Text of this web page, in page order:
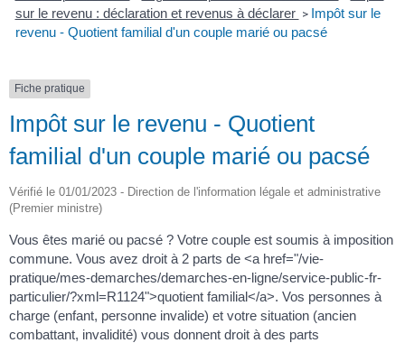
sur le revenu : déclaration et revenus à déclarer > Impôt sur le
revenu - Quotient familial d'un couple marié ou pacsé
Fiche pratique
Impôt sur le revenu - Quotient
familial d'un couple marié ou pacsé
Vérifié le 01/01/2023 - Direction de l'information légale et administrative
(Premier ministre)
Vous êtes marié ou pacsé ? Votre couple est soumis à imposition
commune. Vous avez droit à 2 parts de <a href="/vie-
pratique/mes-demarches/demarches-en-ligne/service-public-fr-
particulier/?xml=R1124">quotient familial</a>. Vos personnes à
charge (enfant, personne invalide) et votre situation (ancien
combattant, invalidité) vous donnent droit à des parts